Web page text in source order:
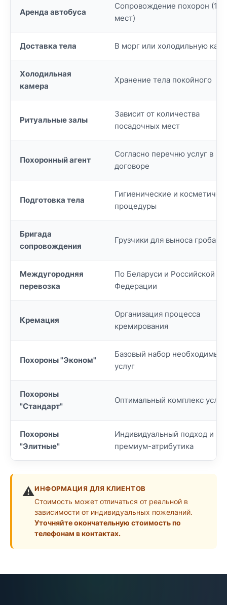
Аренда автобуса
Сопровождение похорон (17
мест)
Доставка тела В морг или холодильную
Холодильная
камера
Хранение тела покойного
Ритуальные залы
Зависит от количества
посадочных мест
Похоронный агент
Согласно перечню услуг в
договоре
Подготовка тела
Гигиенические и
процедуры
Бригада
сопровождения
Грузчики для выноса гроба
Междугородняя
перевозка
По Беларуси и Российской
Федерации
Кремация
Организация процесса
кремирования
Похороны "Эконом"
Базовый набор необходимых
услуг
Похороны
"Стандарт"
Оптимальный комплекс услуг
Похороны
"Элитные"
Индивидуальный подход и
премиум-атрибутика
⚠️ИНФОРМАЦИЯ ДЛЯ КЛИЕНТОВ
Стоимость может отличаться от реальной в
зависимости от индивидуальных пожеланий.
Уточняйте окончательную стоимость по
телефонам в контактах.